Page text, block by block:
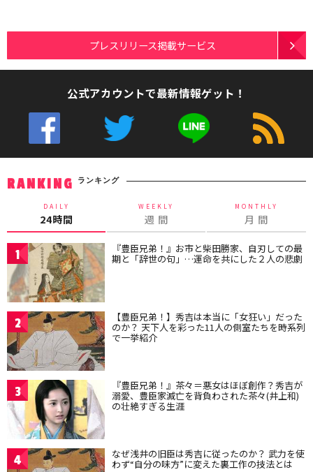
プレスリリース掲載サービス
公式アカウントで最新情報ゲット！
RANKING ランキング
DAILY
24時間
WEEKLY
週 間
MONTHLY
月 間
1 『豊臣兄弟！』お市と柴田勝家、自刃しての最
期と「辞世の句」…運命を共にした２人の悲劇
2 【豊臣兄弟！】秀吉は本当に「女狂い」だった
のか？ 天下人を彩った11人の側室たちを時系列
で一挙紹介
3 『豊臣兄弟！』茶々＝悪女はほぼ創作？秀吉が
溺愛、豊臣家滅亡を背負わされた茶々(井上和)
の壮絶すぎる生涯
4 なぜ浅井の旧臣は秀吉に従ったのか？ 武力を使
わず“自分の味方”に変えた裏工作の技法とは